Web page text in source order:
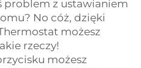
problem z ustawianiem
No cóż, dzięki
możesz
rzeczy!
możesz